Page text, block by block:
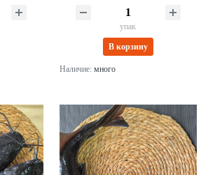
упак
В корзину
Наличие: много